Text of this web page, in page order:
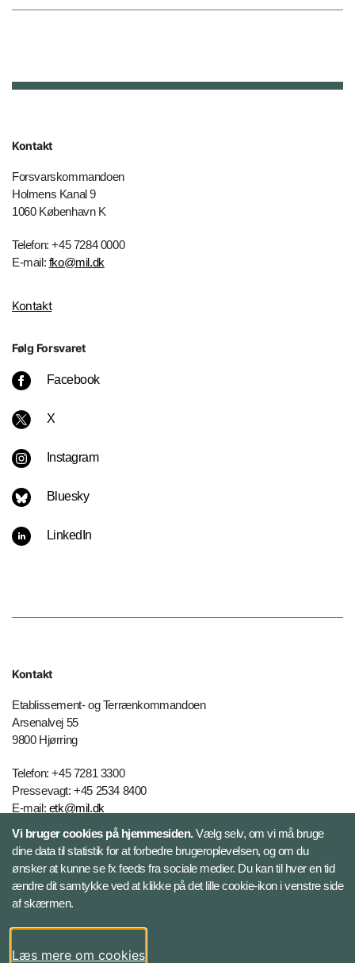
Kontakt
Forsvarskommandoen
Holmens Kanal 9
1060 København K
Telefon: +45 7284 0000
E-mail: fko@mil.dk
Kontakt
Følg Forsvaret
Facebook
X
Instagram
Bluesky
LinkedIn
Kontakt
Etablissement- og Terrænkommandoen
Arsenalvej 55
9800 Hjørring
Telefon: +45 7281 3300
Pressevagt: +45 2534 8400
E-mail: etk@mil.dk
Kontakt
Følg Etablissement - og Terrænkommandoen
LinkedIn
Vi bruger cookies på hjemmesiden.Vælg selv, om vi må bruge
dine data til statistik for at forbedre brugeroplevelsen, og om du
ønsker at kunne se fx feeds fra sociale medier. Du kan til hver en tid
ændre dit samtykke ved at klikke på det lille cookie-ikon i venstre side
af skærmen.
Læs mere om cookies